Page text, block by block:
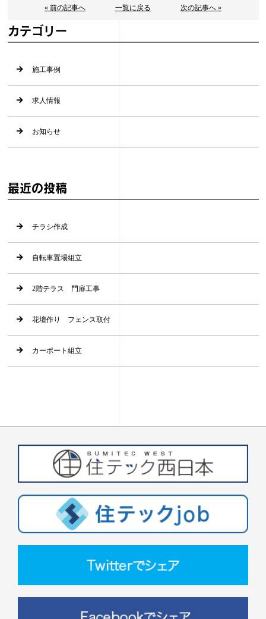
« 前の記事へ 一覧に戻る 次の記事へ »
カテゴリー
施工事例
求人情報
お知らせ
最近の投稿
チラシ作成
自転車置場組立
2階テラス 門扉工事
花壇作り フェンス取付
カーポート組立